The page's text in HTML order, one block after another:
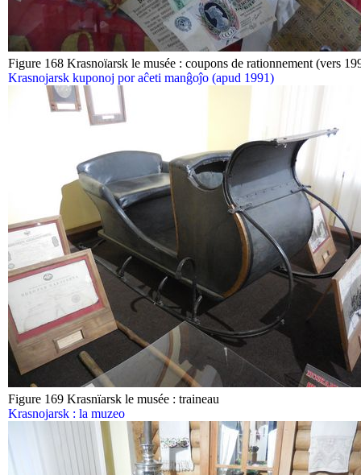
Figure 168 Krasnoïarsk le musée : coupons de rationnement (vers
Krasnojarsk kuponoj por aĉeti manĝoĵo (apud 1991)
Figure 169 Krasnïarsk le musée : traineau
Krasnojarsk : la muzeo